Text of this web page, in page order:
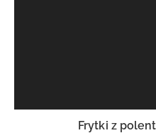
Frytki z